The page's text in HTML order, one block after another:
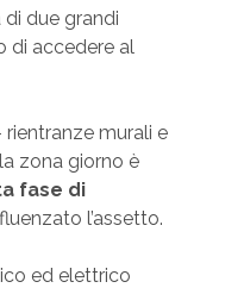
due grandi
di accedere al
murali e
zona giorno è
fase di
l’assetto.
ed elettrico